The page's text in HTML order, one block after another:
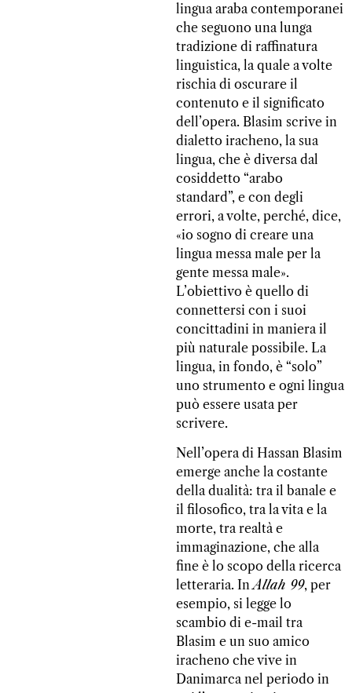
lingua araba contemporanei
che seguono una lunga
tradizione di raffinatura
linguistica, la quale a volte
rischia di oscurare il
contenuto e il significato
dell’opera. Blasim scrive in
dialetto iracheno, la sua
lingua, che è diversa dal
cosiddetto “arabo
standard”, e con degli
errori, a volte, perché, dice,
«io sogno di creare una
lingua messa male per la
gente messa male».
L’obiettivo è quello di
connettersi con i suoi
concittadini in maniera il
più naturale possibile. La
lingua, in fondo, è “solo”
uno strumento e ogni lingua
può essere usata per
scrivere.
Nell’opera di Hassan Blasim
emerge anche la costante
della dualità: tra il banale e
il filosofico, tra la vita e la
morte, tra realtà e
immaginazione, che alla
fine è lo scopo della ricerca
letteraria. InAllah 99, per
esempio, si legge lo
scambio di e-mail tra
Blasim e un suo amico
iracheno che vive in
Danimarca nel periodo in